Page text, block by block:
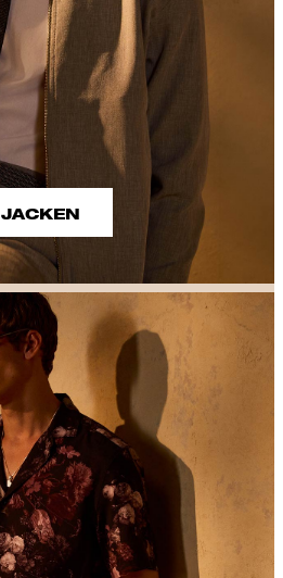
JACKEN